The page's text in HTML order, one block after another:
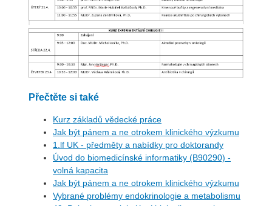
Přečtěte si také
Kurz základů vědecké práce
Jak být pánem a ne otrokem klinického výzkumu
1.lf UK - předměty a nabídky pro doktorandy
Úvod do biomedicínské informatiky (B90290) -
volná kapacita
Jak být pánem a ne otrokem klinického výzkumu
Vybrané problémy endokrinologie a metabolismu